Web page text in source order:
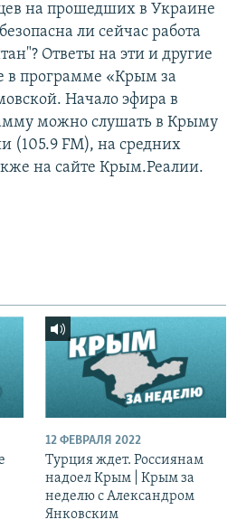
на прошедших в Украине
ли сейчас работа
Ответы на эти и другие
в программе «Крым за
Начало эфира в
можно слушать в Крыму
(105.9 FM), на средних
на сайте Крым.Реалии.
12 ФЕВРАЛЯ 2022
Турция ждет. Россиянам
надоел Крым | Крым за
неделю с Александром
Янковским